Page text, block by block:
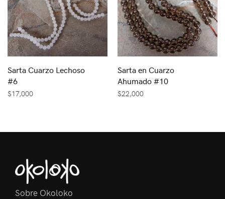
Sarta Cuarzo Lechoso
#6
$17,000
Sarta en Cuarzo
Ahumado #10
$22,000
Sobre Okoloko